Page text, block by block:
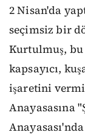
2 Nisan'da
seçimsiz bir
Kurtulmuş, bu
kapsayıcı,
işaretini
Anayasasına